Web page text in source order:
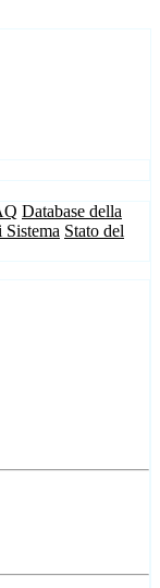
Database della
Sistema Stato del